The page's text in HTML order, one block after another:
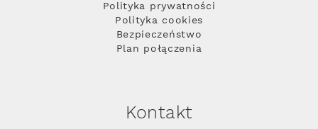
Polityka prywatności
Polityka cookies
Bezpieczeństwo
Plan połączenia
Kontakt